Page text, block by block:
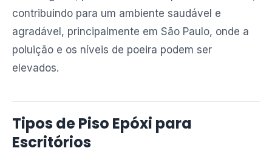
contribuindo para um ambiente saudável e
agradável, principalmente em São Paulo, onde a
poluição e os níveis de poeira podem ser
elevados.
Tipos de Piso Epóxi para
Escritórios